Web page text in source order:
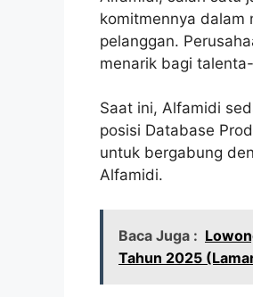
komitmennya dalam
pelanggan.
menarik bagi
Saat ini, Alfamidi
posisi Database
untuk bergabung
Alfamidi.
Baca Juga :
Tahun 2025